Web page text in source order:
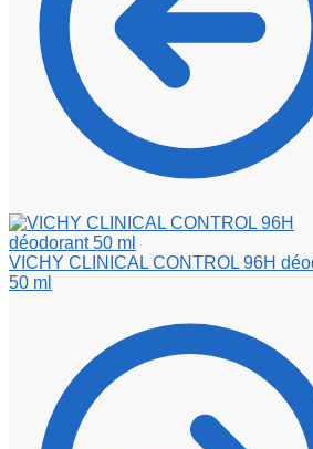
VICHY CLINICAL CONTROL 96H
50 ml